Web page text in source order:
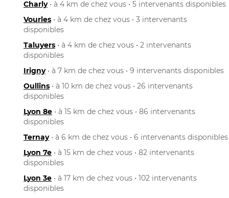
Charly• à 4 km de chez vous • 5 intervenants disponibles
Vourles • à 4 km de chez vous • 3 intervenants
disponibles
Taluyers • à 4 km de chez vous • 2 intervenants
disponibles
Irigny• à 7 km de chez vous • 9 intervenants disponibles
Oullins • à 10 km de chez vous • 26 intervenants
disponibles
Lyon 8e • à 15 km de chez vous • 86 intervenants
disponibles
Ternay• à 6 km de chez vous • 6 intervenants disponibles
Lyon 7e • à 15 km de chez vous • 82 intervenants
disponibles
Lyon 3e • à 17 km de chez vous • 102 intervenants
disponibles